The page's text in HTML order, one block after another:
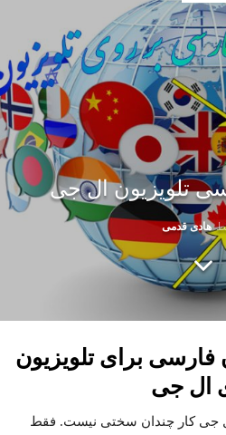
تلویزیون ال جی
هادی قدمی
برای تلویزیون
ال جی
جی کار چندان سختی نیست. فقط